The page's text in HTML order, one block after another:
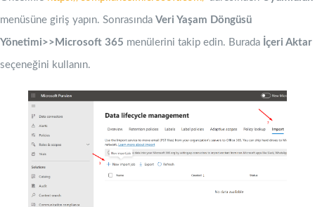
menüsüne giriş yapın. Sonrasında Veri Yaşam Döngüsü
Yönetimi>>Microsoft 365 menülerini takip edin. Burada İçeri Aktar
seçeneğini kullanın.